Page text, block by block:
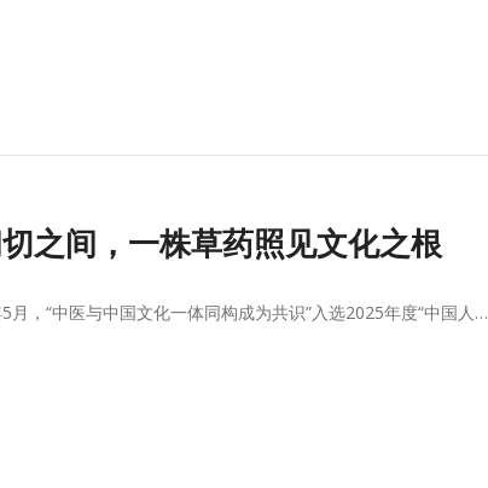
之间，一株草药照见文化之根
，“中医与中国文化一体同构成为共识”入选2025年度“中国人…